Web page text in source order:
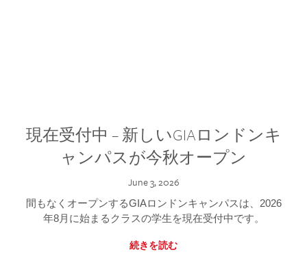
現在受付中 – 新しいGIAロンドンキ
ャンパスが今秋オープン
June 3, 2026
間もなくオープンするGIAロンドンキャンパスは、2026
年8月に始まるクラスの学生を現在受付中です。
続きを読む